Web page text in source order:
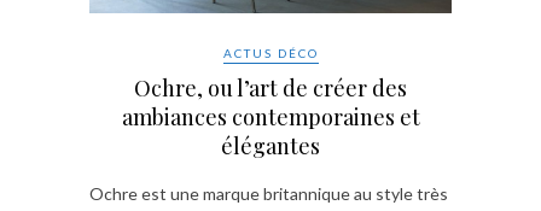
ACTUS DÉCO
Ochre, ou l’art de créer des
ambiances contemporaines et
élégantes
Ochre est une marque britannique au style très